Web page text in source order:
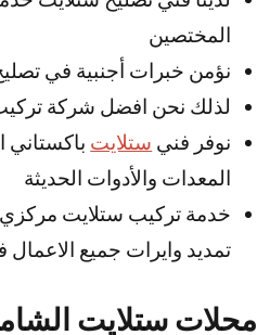
المختصين
نؤمن خبرات أجنبية في
لذلك نحن افضل شركة تركيب
نوفر فني ستلايت باكستاني
المعدات والأدوات الحديثة
خدمة تركيب ستلايت
تمديد وايرات جميع
محلات ستلايت